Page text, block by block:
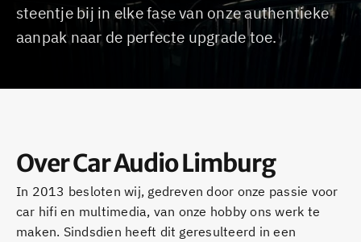
steentje bij in elke fase van onze authentieke
aanpak naar de perfecte upgrade toe.
Over Car Audio Limburg
In 2013 besloten wij, gedreven door onze passie voor
car hifi en multimedia, van onze hobby ons werk te
maken. Sindsdien heeft dit geresulteerd in een